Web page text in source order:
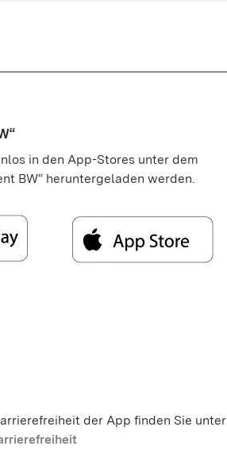
in den App-Stores unter dem
BW“ heruntergeladen werden.
der App finden Sie unter